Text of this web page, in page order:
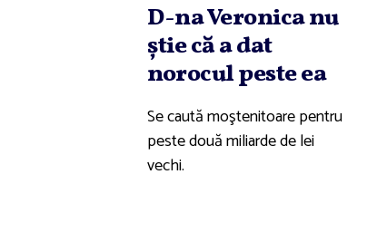
D-na Veronica nu
ştie că a dat
norocul peste ea
Se caută moştenitoare pentru
peste două miliarde de lei
vechi.